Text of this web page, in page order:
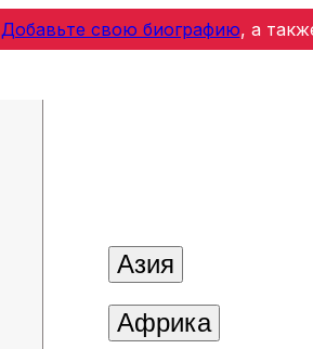
Добавьте свою биографию, а
Азия
Африка